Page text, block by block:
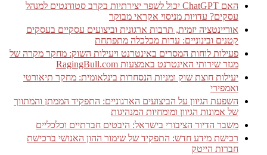
האם ChatGPT יכול לשפר יצירתיות בקרב סטודנטים למנהל
עסקים? עדויות מניסוי אקראי מבוקר
אוריינטציה יזמית, תרבות ארגונית וביצועים עסקיים בעסקים
קטנים ובינוניים: עדות מכלכלה מתפתחת
פעילות לוחות המסרים באינטרנט ויעילות השוק: מחקר מקרה של
מגזר שירותי האינטרנט באמצעות RagingBull.com
יעילות חוצת שוק ומניות הנסחרות בינלאומית: מחקר תיאורטי
ואמפירי
השפעת הגיוון על הביצועים הארגוניים: התפקיד הממתן והמתווך
של אמונות הגיוון ומומחיות המנהיגות
משבר הדיור הציבורי בישראל: היבטים חברתיים וכלכליים
רכישת מידע חדש: התפקיד של שימור ההון האנושי ברכישת
חברות הייטק